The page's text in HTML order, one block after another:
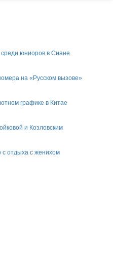
среди юниоров в Сиане
на «Русском вызове»
графике в Китае
и Козловским
отдыха с женихом